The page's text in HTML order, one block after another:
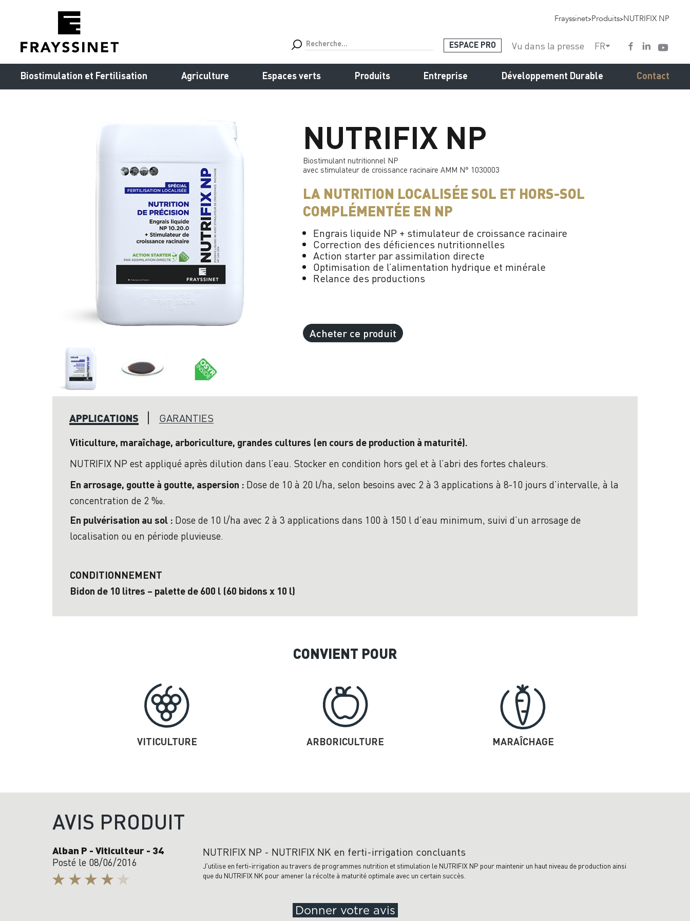
Frayssinet>Produits>NUTRIFIX NP
ESPACE PRO Vu dans la presse FR
Biostimulation et Fertilisation Agriculture Espaces verts Produits Entreprise Développement Durable Contact
NUTRIFIX NP
Biostimulant nutritionnel NP
avec stimulateur de croissance racinaire AMM N° 1030003
LA NUTRITION LOCALISÉE SOL ET HORS-SOL
COMPLÉMENTÉE EN NP
Engrais liquide NP + stimulateur de croissance racinaire
Correction des déficiences nutritionnelles
Action starter par assimilation directe
Optimisation de l’alimentation hydrique et minérale
Relance des productions
Acheter ce produit
APPLICATIONS GARANTIES
Viticulture, maraîchage, arboriculture, grandes cultures (en cours de production à maturité).
NUTRIFIX NP est appliqué après dilution dans l’eau. Stocker en condition hors gel et à l’abri des fortes chaleurs.
En arrosage, goutte à goutte, aspersion : Dose de 10 à 20 l/ha, selon besoins avec 2 à 3 applications à 8-10 jours d’intervalle, à la
concentration de 2 ‰.
En pulvérisation au sol : Dose de 10 l/ha avec 2 à 3 applications dans 100 à 150 l d’eau minimum, suivi d’un arrosage de
localisation ou en période pluvieuse.
CONDITIONNEMENT
Bidon de 10 litres – palette de 600 l (60 bidons x 10 l)
CONVIENT POUR
VITICULTURE ARBORICULTURE MARAÎCHAGE
AVIS PRODUIT
Alban P - Viticulteur - 34
Posté le 08/06/2016
NUTRIFIX NP - NUTRIFIX NK en ferti-irrigation concluants
J'utilise en ferti-irrigation au travers de programmes nutrition et stimulation le NUTRIFIX NP pour maintenir un haut niveau de production ainsi
que du NUTRIFIX NK pour amener la récolte à maturité optimale avec un certain succès.
Donner votre avis